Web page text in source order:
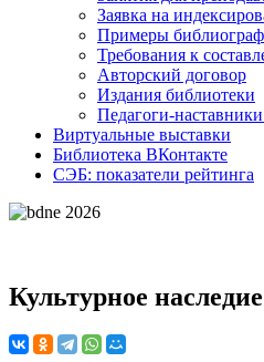
Заявка на
Примеры
Требования к
Авторский договор
Издания библиотеки
Педагоги-
Виртуальные выставки
Библиотека ВКонтакте
СЭБ: показатели рейтинга
Культурное наследие